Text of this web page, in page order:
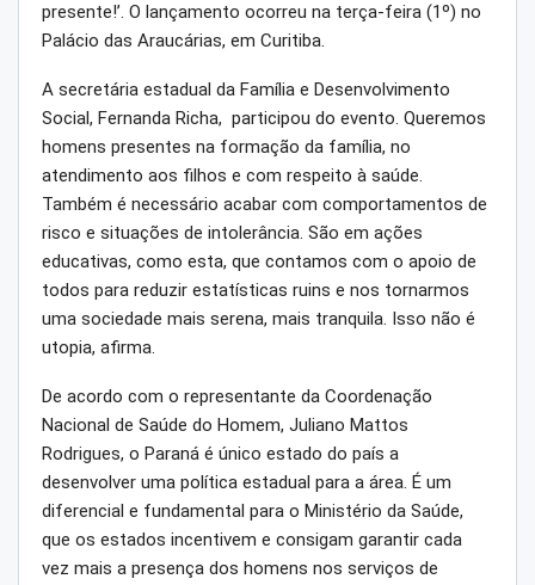
presente!’. O lançamento ocorreu na terça-feira (1º) no
Palácio das Araucárias, em Curitiba.
A secretária estadual da Família e Desenvolvimento
Social, Fernanda Richa, participou do evento. Queremos
homens presentes na formação da família, no
atendimento aos filhos e com respeito à saúde.
Também é necessário acabar com comportamentos de
risco e situações de intolerância. São em ações
educativas, como esta, que contamos com o apoio de
todos para reduzir estatísticas ruins e nos tornarmos
uma sociedade mais serena, mais tranquila. Isso não é
utopia, afirma.
De acordo com o representante da Coordenação
Nacional de Saúde do Homem, Juliano Mattos
Rodrigues, o Paraná é único estado do país a
desenvolver uma política estadual para a área. É um
diferencial e fundamental para o Ministério da Saúde,
que os estados incentivem e consigam garantir cada
vez mais a presença dos homens nos serviços de